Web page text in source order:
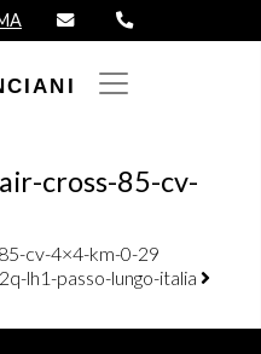
cross-85-cv-
cv-4×4-km-0-29
lh1-passo-lungo-italia